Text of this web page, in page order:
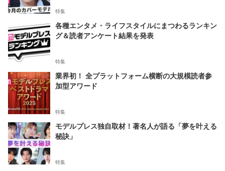
特集
各種エンタメ・ライフスタイルにまつわるランキン
グ＆読者アンケート結果を発表
特集
業界初！ 全プラットフォーム横断の大規模読者参
加型アワード
特集
モデルプレス独自取材！著名人が語る「夢を叶える
秘訣」
特集